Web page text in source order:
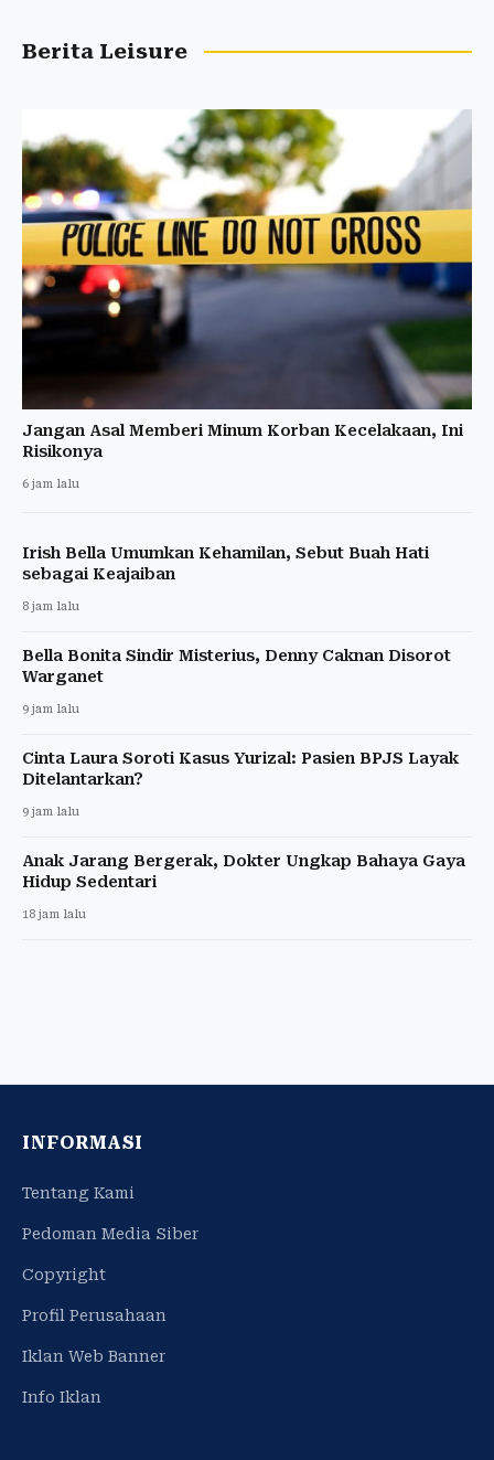
Berita Leisure
Jangan Asal Memberi Minum Korban Kecelakaan, Ini
Risikonya
6 jam lalu
Irish Bella Umumkan Kehamilan, Sebut Buah Hati
sebagai Keajaiban
8 jam lalu
Bella Bonita Sindir Misterius, Denny Caknan Disorot
Warganet
9 jam lalu
Cinta Laura Soroti Kasus Yurizal: Pasien BPJS Layak
Ditelantarkan?
9 jam lalu
Anak Jarang Bergerak, Dokter Ungkap Bahaya Gaya
Hidup Sedentari
18 jam lalu
INFORMASI
Tentang Kami
Pedoman Media Siber
Copyright
Profil Perusahaan
Iklan Web Banner
Info Iklan